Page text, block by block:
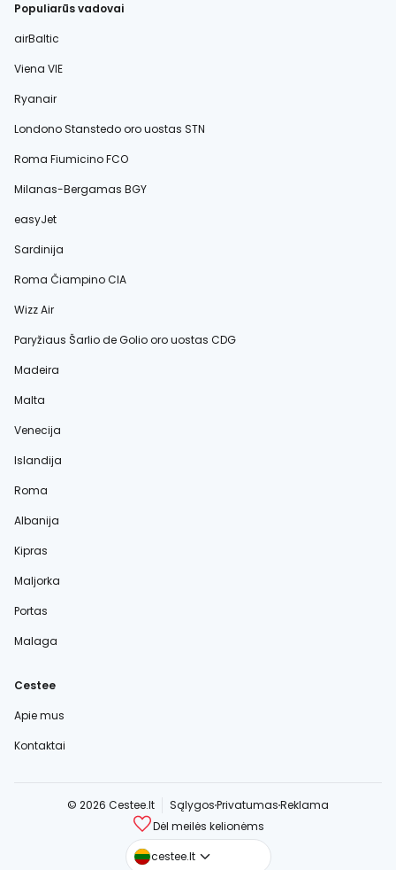
Populiarūs vadovai
airBaltic
Viena VIE
Ryanair
Londono Stanstedo oro uostas STN
Roma Fiumicino FCO
Milanas-Bergamas BGY
easyJet
Sardinija
Roma Čiampino CIA
Wizz Air
Paryžiaus Šarlio de Golio oro uostas CDG
Madeira
Malta
Venecija
Islandija
Roma
Albanija
Kipras
Maljorka
Portas
Malaga
Cestee
Apie mus
Kontaktai
© 2026 Cestee.lt SąlygosPrivatumasReklama
Dėl meilės kelionėms
cestee.lt
cestee.com